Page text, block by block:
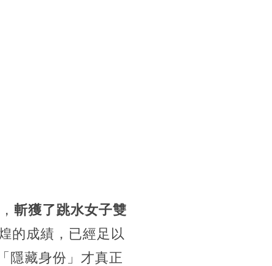
斬獲了跳水女子雙
的成績，已經足以
隱藏身份」才真正